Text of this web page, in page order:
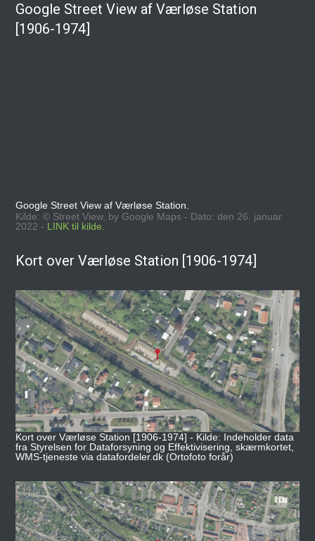
Google Street View af Værløse Station
[1906-1974]
Google Street View af Værløse Station.
Kilde: © Street View, by Google Maps - Dato: den 26. januar
2022 - LINK til kilde.
Kort over Værløse Station [1906-1974]
Kort over Værløse Station [1906-1974] - Kilde: Indeholder data
fra Styrelsen for Dataforsyning og Effektivisering, skærmkortet,
WMS-tjeneste via datafordeler.dk (Ortofoto forår)